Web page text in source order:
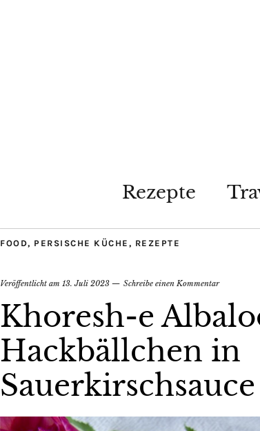
Rezepte
FOOD, PERSISCHE KÜCHE , REZEPTE
Veröffentlicht am 13. Juli 2023 Schreibe einen Kommentar
Khoresh-e
Hackbällchen in